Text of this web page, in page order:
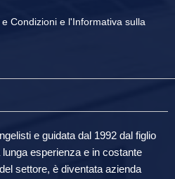
e Condizioni e l'Informativa sulla
e guidata dal 1992 dal figlio
esperienza e in costante
settore, è diventata azienda